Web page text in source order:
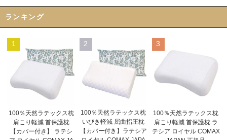
ランキング
1
100％天然ラテックス枕
肩こり軽減 首保護枕
【カバー付き】 ラテシ
2
100％天然ラテックス枕
いびき軽減 屈曲指圧枕
【カバー付き】ラテシア
3
100％天然ラテックス枕
肩こり軽減 首保護枕 ラ
テシア ロイヤル COMAX